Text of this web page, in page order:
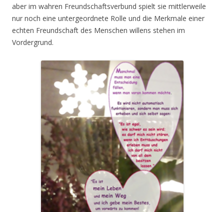
aber im wahren Freundschaftsverbund spielt sie mittlerweile
nur noch eine untergeordnete Rolle und die Merkmale einer
echten Freundschaft des Menschen willens stehen im
Vordergrund.